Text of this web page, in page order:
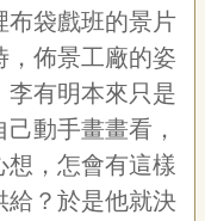
布袋戲班的景片
，佈景工廠的姿
李有明本來只是
動手畫畫看，
想，怎會有這樣
給？於是他就決